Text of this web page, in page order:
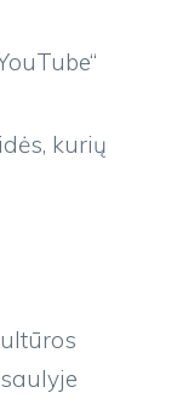
kurių